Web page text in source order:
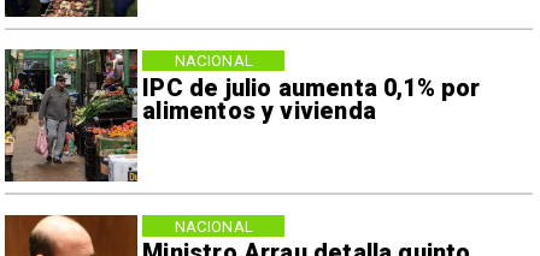
IPC de julio aumenta 0,1% por
alimentos y vivienda
NACIONAL
NACIONAL